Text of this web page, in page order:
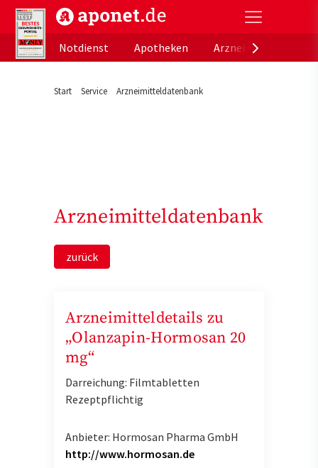
aponet.de - Das offizielle Gesundheitsportal der
Notdienst
Apotheken
Start Service Arzneimitteldatenbank
Arzneimitteldatenbank
zurück
Arzneimitteldetails zu
„Olanzapin-Hormosan 20
mg“
Darreichung: Filmtabletten
Rezeptpflichtig
Anbieter: Hormosan Pharma GmbH
http://www.hormosan.de